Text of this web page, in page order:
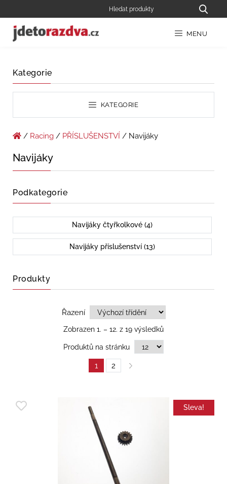
MENU
Kategorie
KATEGORIE
/ Racing / PŘÍSLUŠENSTVÍ / Navijáky
Navijáky
Podkategorie
Navijáky čtyřkolkové (4)
Navijáky příslušenství (13)
Produkty
Řazení
Zobrazen 1. – 12. z 19 výsledků
Produktů na stránku
1 2
Sleva!